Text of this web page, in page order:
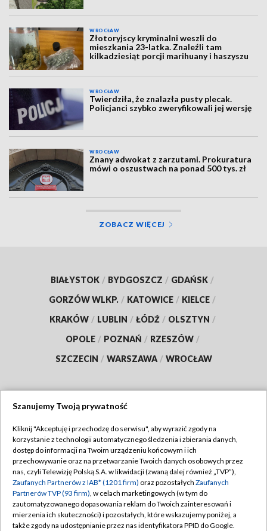
WROCŁAW
Złotoryjscy kryminalni weszli do
mieszkania 23-latka. Znaleźli tam
kilkadziesiąt porcji marihuany i haszyszu
WROCŁAW
Twierdziła, że znalazła pusty plecak.
Policjanci szybko zweryfikowali jej wersję
WROCŁAW
Znany adwokat z zarzutami. Prokuratura
mówi o oszustwach na ponad 500 tys. zł
ZOBACZ WIĘCEJ
BIAŁYSTOK / BYDGOSZCZ / GDAŃSK /
GORZÓW WLKP. / KATOWICE / KIELCE /
KRAKÓW / LUBLIN / ŁÓDŹ / OLSZTYN /
OPOLE / POZNAŃ / RZESZÓW /
SZCZECIN / WARSZAWA / WROCŁAW
TVP
Abonament TVP
Emisja w TVP
Centrum informacji TVP
Naziemna Telewizja Cyfrowa
Regulamin TVP
Polityka prywatności
Moje zgody
Pomoc
Szanujemy Twoją prywatność
Kliknij "Akceptuję i przechodzę do serwisu", aby wyrazić zgody na
korzystanie z technologii automatycznego śledzenia i zbierania danych,
dostęp do informacji na Twoim urządzeniu końcowym i ich
przechowywanie oraz na przetwarzanie Twoich danych osobowych przez
nas, czyli Telewizję Polską S.A. w likwidacji (zwaną dalej również „TVP”),
Zaufanych Partnerów z IAB* (1201 firm) oraz pozostałych Zaufanych
Partnerów TVP (93 firm), w celach marketingowych (w tym do
zautomatyzowanego dopasowania reklam do Twoich zainteresowań i
mierzenia ich skuteczności) i pozostałych, które wskazujemy poniżej, a
także zgody na udostępnianie przez nas identyfikatora PPID do Google.